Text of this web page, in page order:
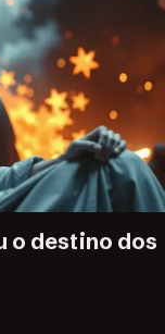
o destino dos